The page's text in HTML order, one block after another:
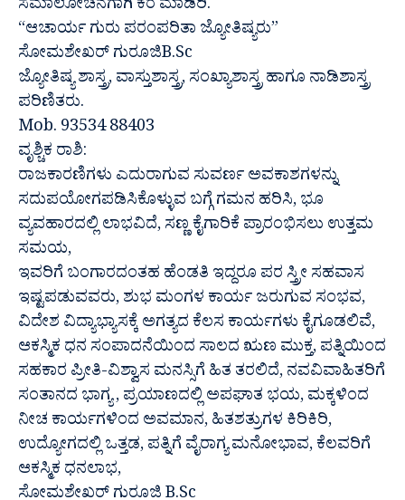
ಸಮಾಲೋಚನೆಗಾಗಿ ಕರೆ ಮಾಡಿರಿ.
“ಆಚಾರ್ಯ ಗುರು ಪರಂಪರಿತಾ ಜ್ಯೋತಿಷ್ಯರು”
ಸೋಮಶೇಖರ್ ಗುರೂಜಿB.Sc
ಜ್ಯೋತಿಷ್ಯ ಶಾಸ್ತ್ರ, ವಾಸ್ತುಶಾಸ್ತ್ರ, ಸಂಖ್ಯಾಶಾಸ್ತ್ರ ಹಾಗೂ ನಾಡಿಶಾಸ್ತ್ರ
ಪರಿಣಿತರು.
Mob. 93534 88403
ವೃಶ್ಚಿಕ ರಾಶಿ:
ರಾಜಕಾರಣಿಗಳು ಎದುರಾಗುವ ಸುವರ್ಣ ಅವಕಾಶಗಳನ್ನು
ಸದುಪಯೋಗಪಡಿಸಿಕೊಳ್ಳುವ ಬಗ್ಗೆ ಗಮನ ಹರಿಸಿ, ಭೂ
ವ್ಯವಹಾರದಲ್ಲಿ ಲಾಭವಿದೆ, ಸಣ್ಣ ಕೈಗಾರಿಕೆ ಪ್ರಾರಂಭಿಸಲು ಉತ್ತಮ
ಸಮಯ,
ಇವರಿಗೆ ಬಂಗಾರದಂತಹ ಹೆಂಡತಿ ಇದ್ದರೂ ಪರ ಸ್ತ್ರೀ ಸಹವಾಸ
ಇಷ್ಟಪಡುವವರು, ಶುಭ ಮಂಗಳ ಕಾರ್ಯ ಜರುಗುವ ಸಂಭವ,
ವಿದೇಶ ವಿದ್ಯಾಭ್ಯಾಸಕ್ಕೆ ಅಗತ್ಯದ ಕೆಲಸ ಕಾರ್ಯಗಳು ಕೈಗೂಡಲಿವೆ,
ಆಕಸ್ಮಿಕ ಧನ ಸಂಪಾದನೆಯಿಂದ ಸಾಲದ ಋಣ ಮುಕ್ತ, ಪತ್ನಿಯಿಂದ
ಸಹಕಾರ ಪ್ರೀತಿ-ವಿಶ್ವಾಸ ಮನಸ್ಸಿಗೆ ಹಿತ ತರಲಿದೆ, ನವವಿವಾಹಿತರಿಗೆ
ಸಂತಾನದ ಭಾಗ್ಯ , ಪ್ರಯಾಣದಲ್ಲಿ ಅಪಘಾತ ಭಯ, ಮಕ್ಕಳಿಂದ
ನೀಚ ಕಾರ್ಯಗಳಿಂದ ಅವಮಾನ, ಹಿತಶತ್ರುಗಳ ಕಿರಿಕಿರಿ,
ಉದ್ಯೋಗದಲ್ಲಿ ಒತ್ತಡ, ಪತ್ನಿಗೆ ವೈರಾಗ್ಯ ಮನೋಭಾವ, ಕೆಲವರಿಗೆ
ಆಕಸ್ಮಿಕ ಧನಲಾಭ,